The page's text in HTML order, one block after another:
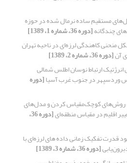
مستقیم ساده نرمال شده در حوزه
چندگانه[دوره 36، شماره 1، 1389]
منحنی کاهندگی لرزه‌ای در ناحیه تهران
آن[دوره 36، شماره 2، 1389]
ارتباط نوسان اطلس شمالی
[دوره
روش‌های کوچک‌مقیاس کردن و مدل‌های
[دوره 36،
قدرت تفکیک زمانی داده های لرزه‌ای با
[دوره 36، شماره 3، 1389]